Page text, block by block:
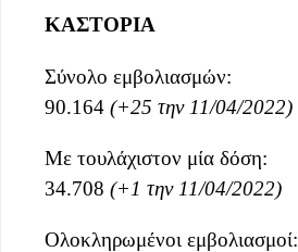
ΚΑΣΤΟΡΙΑ
Σύνολο εμβολιασμών:
90.164 (+25 την 11/04/2022)
Με τουλάχιστον μία δόση:
34.708 (+1 την 11/04/2022)
Ολοκληρωμένοι εμβολιασμοί: